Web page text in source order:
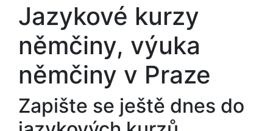
Jazykové kurzy
němčiny, výuka
němčiny v Praze
Zapište se ještě dnes do